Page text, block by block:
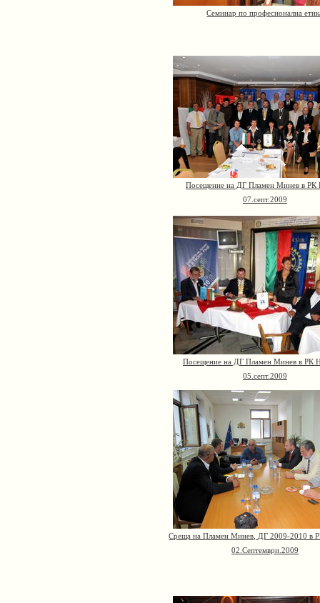
Семинар по професионална
Посещение на ДГ Пламен Минев в РК
07.септ.2009
Посещение на ДГ Пламен Минев в РК
05.септ.2009
Среща на Пламен Минев, ДГ 2009-2010 в
02.Септември.2009